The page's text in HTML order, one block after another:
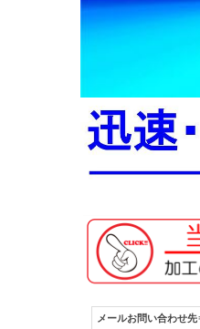
メールお問い合わせ